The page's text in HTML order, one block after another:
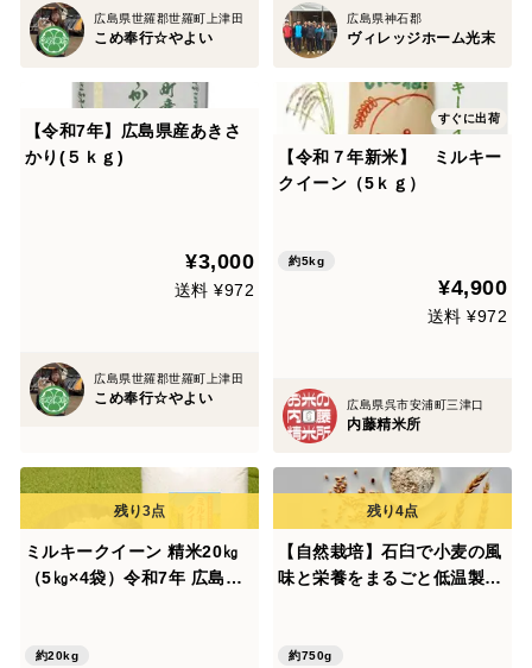
広島県世羅郡世羅町上津田
こめ奉行☆やよい
広島県神石郡
ヴィレッジホーム光末
【令和7年】広島県産あきさ
かり(５ｋｇ)
¥3,000
送料 ¥972
広島県世羅郡世羅町上津田
こめ奉行☆やよい
すぐに出荷
【令和７年新米】 ミルキー
クイーン（5ｋｇ）
約5kg
¥4,900
送料 ¥972
広島県呉市安浦町三津口
内藤精米所
ミルキークイーン 精米20㎏
（5㎏×4袋）令和7年 広島県
約20kg
【自然栽培】石臼で小麦の風
味と栄養をまるごと低温製
約750g